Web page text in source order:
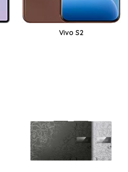
Vivo S2